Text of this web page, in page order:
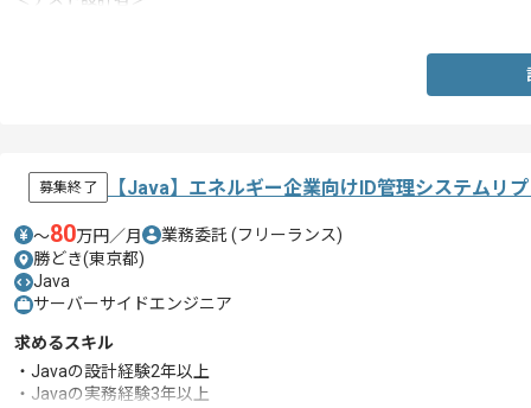
募集終了 【Java】エネルギー企業向けID管理システムリ
〜80万円／月 業務委託 (フリーランス)
勝どき(東京都)
Java
サーバーサイドエンジニア
求めるスキル
・Javaの設計経験2年以上
・Javaの実務経験3年以上